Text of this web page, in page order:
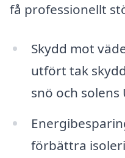
få professionellt
Skydd mot
utfört tak
snö och solens
förbättra